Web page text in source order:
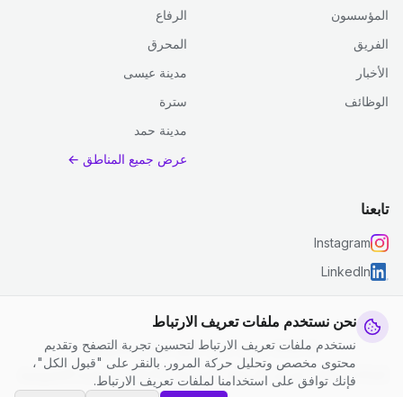
نحن نستخدم ملفات تعريف الارتباط
نستخدم ملفات تعريف الارتباط لتحسين تجربة التصفح وتقديم
محتوى مخصص وتحليل حركة المرور. بالنقر على "قبول الكل"،
فإنك توافق على استخدامنا لملفات تعريف الارتباط.
المؤسسون
الفريق
الأخبار
الوظائف
الرفاع
المحرق
مدينة عيسى
سترة
مدينة حمد
عرض جميع المناطق ←
تابعنا
Instagram
LinkedIn
© 2026 جست كلين. جميع الحقوق محفوظة.
سياسة الخصوصية
الشروط والأحكام | إعدادات ملفات تعريف الارتباط